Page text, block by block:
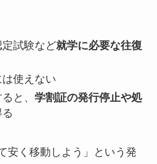
試験など就学に必要な往復
使えない
と、 学割証の発行停止や処
安く移動しよう」という発